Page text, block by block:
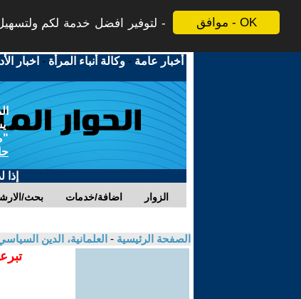
موافق - OK
لتوفير افضل خدمة لكم
أخبار عامة -وكالة أنباء المرأة - اخبار
بحث/ اضافة/خدمات الزوار
الصفحة الرئيسية - العلمانية، الدين